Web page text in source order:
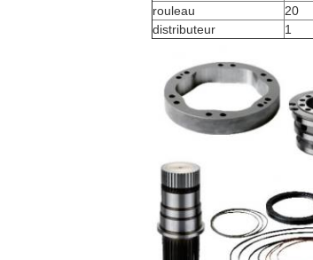
rouleau
20
distributeur
1